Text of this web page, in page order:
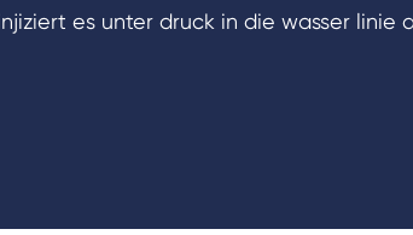
es unter druck in die wasser